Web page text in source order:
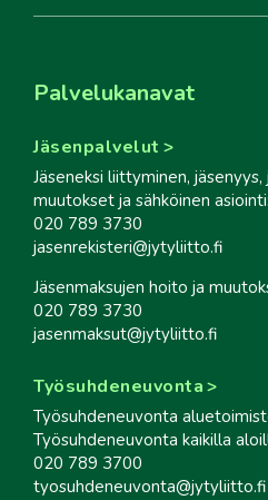
Palvelukanavat
Jäsenpalvelut
Jäseneksi liittyminen,
muutokset ja sähköinen asiointi:
020 789 3730
jasenrekisteri@jytyliitto.fi
Jäsenmaksujen hoito ja
020 789 3730
jasenmaksut@jytyliitto.fi
Työsuhdeneuvonta
Työsuhdeneuvonta
Työsuhdeneuvonta kaikilla
020 789 3700
tyosuhdeneuvonta@jytyliitto.fi